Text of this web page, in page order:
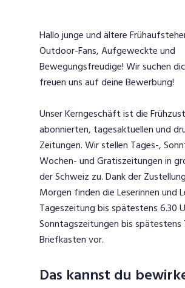
Hallo junge und ältere
Outdoor-Fans, Aufgeweckte und
Bewegungsfreudige! Wir suchen
freuen uns auf deine Bewerbung!
Unser Kerngeschäft ist die
abonnierten, tagesaktuellen und
Zeitungen. Wir stellen Tages-,
Wochen- und Gratiszeitungen in
der Schweiz zu. Dank der
Morgen finden die Leserinnen und
Tageszeitung bis spätestens 6.30
Sonntagszeitungen bis spätestens
Briefkasten vor.
Das kannst du